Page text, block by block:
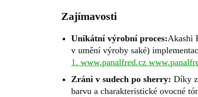
Zajímavosti
Unikátní výrobní proces:Akashi
v umění výroby saké)
1. www.panalfred.cz
Zráni v sudech po sherry: Díky
barvu a charakteristické ovocné